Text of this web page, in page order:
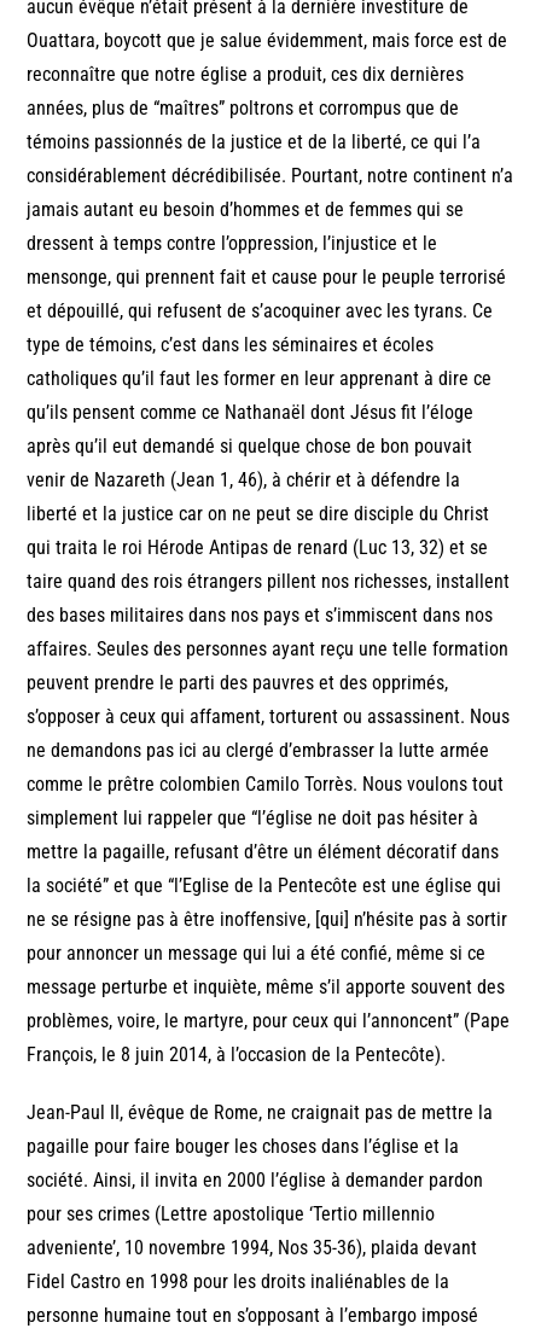
aucun évêque n’était présent à la dernière investiture de
Ouattara, boycott que je salue évidemment, mais force est de
reconnaître que notre église a produit, ces dix dernières
années, plus de “maîtres” poltrons et corrompus que de
témoins passionnés de la justice et de la liberté, ce qui l’a
considérablement décrédibilisée. Pourtant, notre continent n’a
jamais autant eu besoin d’hommes et de femmes qui se
dressent à temps contre l’oppression, l’injustice et le
mensonge, qui prennent fait et cause pour le peuple terrorisé
et dépouillé, qui refusent de s’acoquiner avec les tyrans. Ce
type de témoins, c’est dans les séminaires et écoles
catholiques qu’il faut les former en leur apprenant à dire ce
qu’ils pensent comme ce Nathanaël dont Jésus fit l’éloge
après qu’il eut demandé si quelque chose de bon pouvait
venir de Nazareth (Jean 1, 46), à chérir et à défendre la
liberté et la justice car on ne peut se dire disciple du Christ
qui traita le roi Hérode Antipas de renard (Luc 13, 32) et se
taire quand des rois étrangers pillent nos richesses, installent
des bases militaires dans nos pays et s’immiscent dans nos
affaires. Seules des personnes ayant reçu une telle formation
peuvent prendre le parti des pauvres et des opprimés,
s’opposer à ceux qui affament, torturent ou assassinent. Nous
ne demandons pas ici au clergé d’embrasser la lutte armée
comme le prêtre colombien Camilo Torrès. Nous voulons tout
simplement lui rappeler que “l’église ne doit pas hésiter à
mettre la pagaille, refusant d’être un élément décoratif dans
la société” et que “l’Eglise de la Pentecôte est une église qui
ne se résigne pas à être inoffensive, [qui] n’hésite pas à sortir
pour annoncer un message qui lui a été confié, même si ce
message perturbe et inquiète, même s’il apporte souvent des
problèmes, voire, le martyre, pour ceux qui l’annoncent” (Pape
François, le 8 juin 2014, à l’occasion de la Pentecôte).
Jean-Paul II, évêque de Rome, ne craignait pas de mettre la
pagaille pour faire bouger les choses dans l’église et la
société. Ainsi, il invita en 2000 l’église à demander pardon
pour ses crimes (Lettre apostolique ‘Tertio millennio
adveniente’, 10 novembre 1994, Nos 35-36), plaida devant
Fidel Castro en 1998 pour les droits inaliénables de la
personne humaine tout en s’opposant à l’embargo imposé